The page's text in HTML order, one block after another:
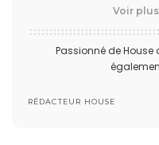
Voir
Passionné de House
RÉDACTEUR HOUSE